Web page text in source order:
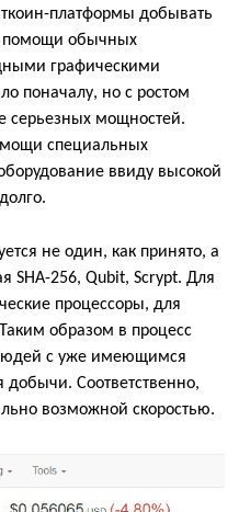
платформы добывать
помощи обычных
графическими
поначалу, но с ростом
серьезных мощностей.
специальных
ввиду высокой
не один, как принято, а
SHA-256, Qubit, Scrypt. Для
процессоры, для
образом в процесс
с уже имеющимся
Соответственно,
возможной скоростью.